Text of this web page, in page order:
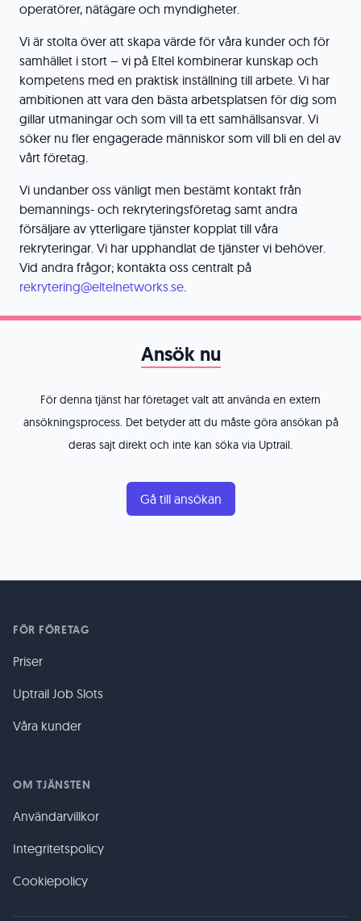
operatörer, nätägare och myndigheter.
Vi är stolta över att skapa värde för våra kunder och för
samhället i stort – vi på Eltel kombinerar kunskap och
kompetens med en praktisk inställning till arbete. Vi har
ambitionen att vara den bästa arbetsplatsen för dig som
gillar utmaningar och som vill ta ett samhällsansvar. Vi
söker nu fler engagerade människor som vill bli en del av
vårt företag.
Vi undanber oss vänligt men bestämt kontakt från
bemannings- och rekryteringsföretag samt andra
försäljare av ytterligare tjänster kopplat till våra
rekryteringar. Vi har upphandlat de tjänster vi behöver.
Vid andra frågor; kontakta oss centralt på
rekrytering@eltelnetworks.se.
Ansök nu
För denna tjänst har företaget valt att använda en extern
ansökningsprocess. Det betyder att du måste göra ansökan på
deras sajt direkt och inte kan söka via Uptrail.
Gå till ansökan
FÖR FÖRETAG
Priser
Uptrail Job Slots
Våra kunder
OM TJÄNSTEN
Användarvillkor
Integritetspolicy
Cookiepolicy